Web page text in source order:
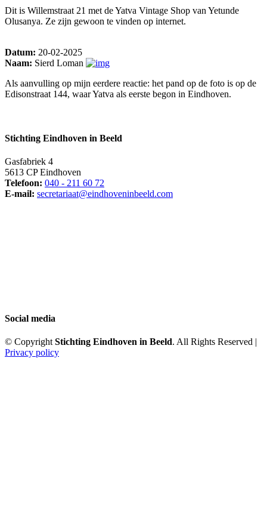
Dit is Willemstraat 21 met de Yatva Vintage Shop van Yetunde
Olusanya. Ze zijn gewoon te vinden op internet.
Datum: 20-02-2025
Naam: Sierd Loman
Als aanvulling op mijn eerdere reactie: het pand op de foto is op de
Edisonstraat 144, waar Yatva als eerste begon in Eindhoven.
Stichting Eindhoven in Beeld
Gasfabriek 4
5613 CP Eindhoven
Telefoon: 040 - 211 60 72
E-mail: secretariaat@eindhoveninbeeld.com
Social media
© CopyrightStichting Eindhoven in Beeld. All Rights Reserved |
Privacy policy